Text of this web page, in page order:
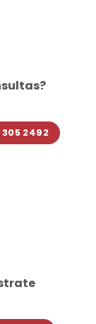
305 2492